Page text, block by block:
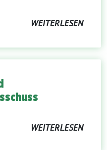
WEITERLESEN
WEITERLESEN